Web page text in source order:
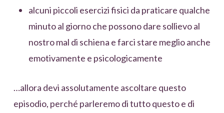
alcuni piccoli esercizi fisici da praticare qualche
minuto al giorno che possono dare sollievo al
nostro mal di schiena e farci stare meglio anche
emotivamente e psicologicamente
…allora devi assolutamente ascoltare questo
episodio, perché parleremo di tutto questo e di